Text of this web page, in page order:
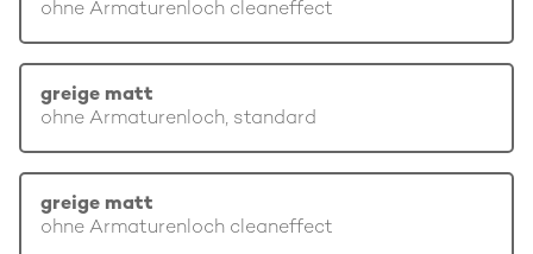
ohne Armaturenloch cleaneffect
greige matt
ohne Armaturenloch, standard
greige matt
ohne Armaturenloch cleaneffect